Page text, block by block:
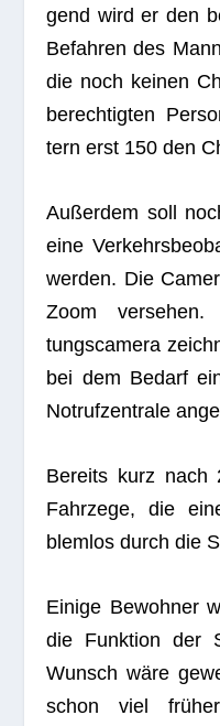
gend wird er den
Befah­ren des
die noch kei­nen
berech­tig­ten
tern erst 150 den
Außer­dem soll
eine
wer­den. Die
Zoom ver­se­hen.
tungs­ca­mera
bei dem Bedarf
Not­ruf­zen­trale
Bereits kurz nach
Fahr­zege, die
blem­los durch die
Einige Bewoh­ner
die Funk­tion der
Wunsch wäre
schon viel